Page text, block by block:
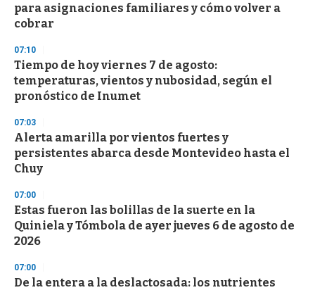
para asignaciones familiares y cómo volver a
cobrar
07:10
Tiempo de hoy viernes 7 de agosto:
temperaturas, vientos y nubosidad, según el
pronóstico de Inumet
07:03
Alerta amarilla por vientos fuertes y
persistentes abarca desde Montevideo hasta el
Chuy
07:00
Estas fueron las bolillas de la suerte en la
Quiniela y Tómbola de ayer jueves 6 de agosto de
2026
07:00
De la entera a la deslactosada: los nutrientes